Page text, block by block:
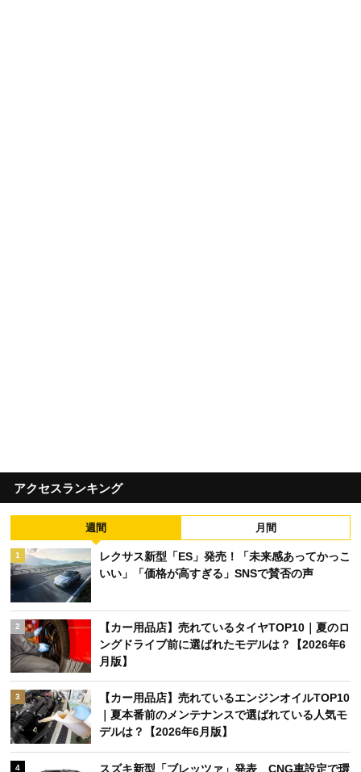
アクセスランキング
週間 月間
1
レクサス新型「ES」発売！「未来感あってかっこ
いい」「価格が高すぎる」SNSで賛否の声
2
【カー用品店】売れているタイヤTOP10｜夏のロ
ングドライブ前に選ばれたモデルは？【2026年6
月版】
3
【カー用品店】売れているエンジンオイルTOP10
｜夏本番前のメンテナンスで選ばれている人気モ
デルは？【2026年6月版】
4 スズキ新型「ブレッツァ」発表 CNG車設定で環